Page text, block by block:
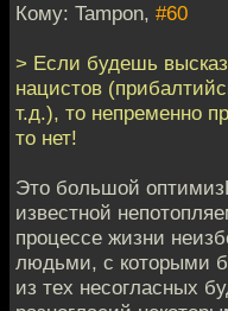
Кому: Tampon, #60
> Если будешь
нацистов
т.д.), то непременно
то нет!
Это большой
известной
процессе жизни
людьми, с которыми
из тех несогласных